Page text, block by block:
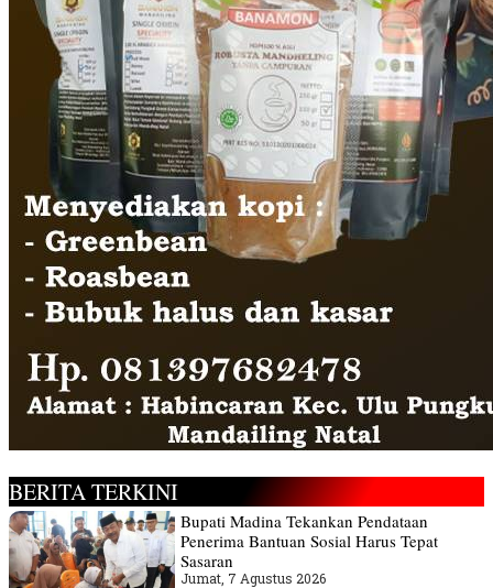
BERITA TERKINI
Bupati Madina Tekankan Pendataan
Penerima Bantuan Sosial Harus Tepat
Sasaran
Jumat, 7 Agustus 2026